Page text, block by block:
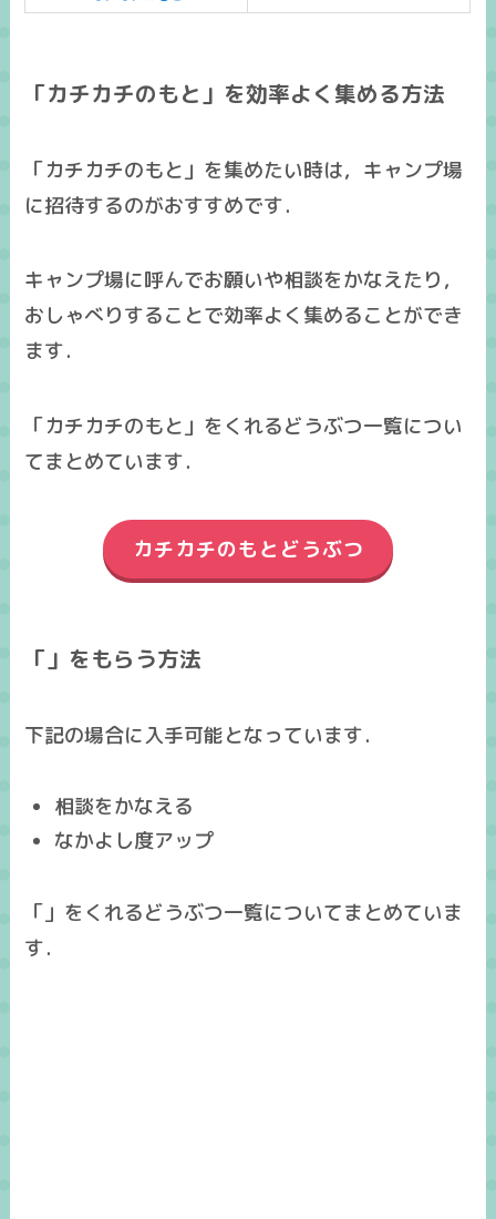
「カチカチのもと」を効率よく集める方法
「カチカチのもと」を集めたい時は，キャンプ場
に招待するのがおすすめです．
キャンプ場に呼んでお願いや相談をかなえたり，
おしゃべりすることで効率よく集めることができ
ます．
「カチカチのもと」をくれるどうぶつ一覧につい
てまとめています．
カチカチのもとどうぶつ
「」をもらう方法
下記の場合に入手可能となっています．
相談をかなえる
なかよし度アップ
「」をくれるどうぶつ一覧についてまとめていま
す．